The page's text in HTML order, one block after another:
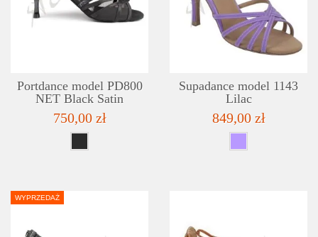
LISTA ŻYCZEŃ
Portdance model PD800
NET Black Satin
750,00 zł
Supadance model 1143
Lilac
849,00 zł
WYPRZEDAŻ